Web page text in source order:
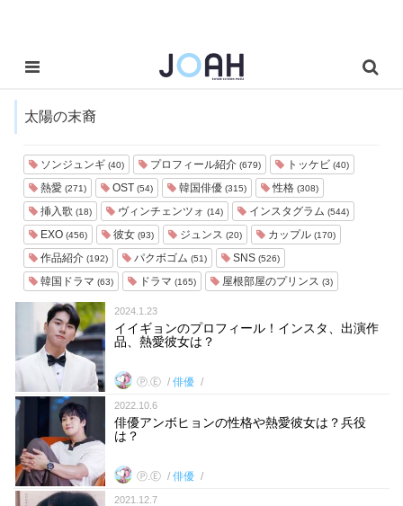
太陽の末裔
ソンジュンギ (40) プロフィール紹介 (679) トッケビ (40)
熱愛 (271) OST (54) 韓国俳優 (315) 性格 (308)
挿入歌 (18) ヴィンチェンツォ (14) インスタグラム (544)
EXO (456) 彼女 (93) ジュンス (20) カップル (170)
作品紹介 (192) パクボゴム (51) SNS (526)
韓国ドラマ (63) ドラマ (165) 屋根部屋のプリンス (3)
2024.1.23
イイギョンのプロフィール！インスタ、出演作
品、熱愛彼女は？
Ⓟ.Ⓔ 俳優
2022.10.6
俳優アンボヒョンの性格や熱愛彼女は？兵役
は？
Ⓟ.Ⓔ 俳優
2021.12.7